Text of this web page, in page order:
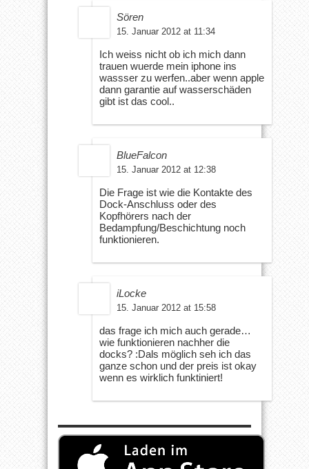
Sören
15. Januar 2012 at 11:34
Ich weiss nicht ob ich mich dann
trauen wuerde mein iphone ins
wassser zu werfen..aber wenn apple
dann garantie auf wasserschäden
gibt ist das cool..
BlueFalcon
15. Januar 2012 at 12:38
Die Frage ist wie die Kontakte des
Dock-Anschluss oder des
Kopfhörers nach der
Bedampfung/Beschichtung noch
funktionieren.
iLocke
15. Januar 2012 at 15:58
das frage ich mich auch gerade…
wie funktionieren nachher die
docks? :Dals möglich seh ich das
ganze schon und der preis ist okay
wenn es wirklich funktiniert!